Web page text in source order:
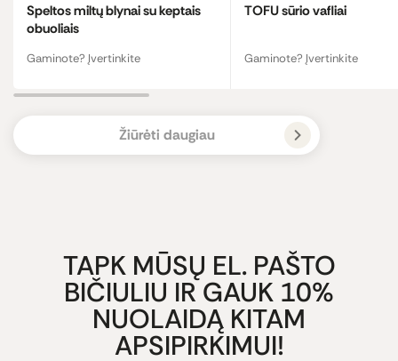
Speltos miltų blynai su keptais
obuoliais
Gaminote? Įvertinkite
TOFU sūrio vafliai
Gaminote? Įvertinkite
Žiūrėti daugiau
TAPK MŪSŲ EL. PAŠTO
BIČIULIU IR GAUK 10%
NUOLAIDĄ KITAM
APSIPIRKIMUI!